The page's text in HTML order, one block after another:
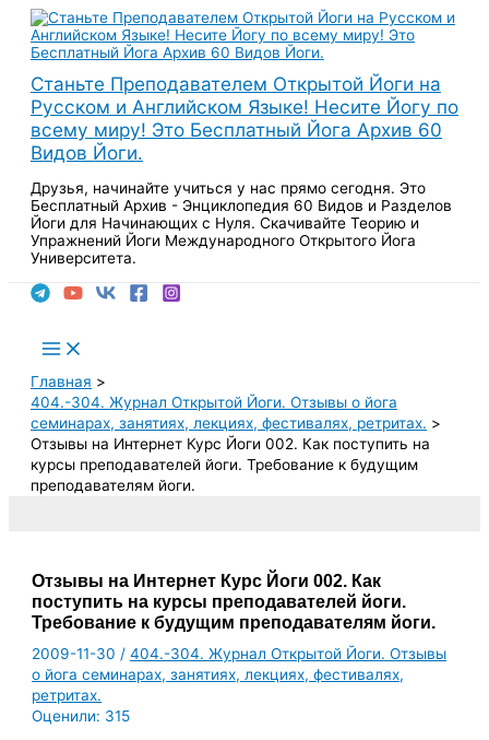
Перейти
содержимому
Станьте Преподавателем Открытой Йоги на
Русском и Английском Языке! Несите Йогу по
всему миру! Это Бесплатный Йога Архив 60
Видов Йоги.
Друзья, начинайте учиться у нас прямо сегодня. Это
Бесплатный Архив - Энциклопедия 60 Видов и Разделов
Йоги для Начинающих с Нуля. Скачивайте Теорию и
Упражнений Йоги Международного Открытого Йога
Университета.
Main
Menu
Главная
404.-304. Журнал Открытой Йоги. Отзывы о йога
семинарах, занятиях, лекциях, фестивалях, ретритах.
Отзывы на Интернет Курс Йоги 002. Как поступить на
курсы преподавателей йоги. Требование к будущим
преподавателям йоги.
Отзывы на Интернет Курс Йоги 002. Как
поступить на курсы преподавателей йоги.
Требование к будущим преподавателям йоги.
2009-11-30 /404.-304. Журнал Открытой Йоги. Отзывы
о йога семинарах, занятиях, лекциях, фестивалях,
ретритах.
Оценили: 315